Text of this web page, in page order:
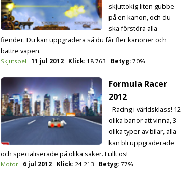
skjuttokig liten gubbe
på en kanon, och du
ska förstöra alla
fiender. Du kan uppgradera så du får fler kanoner och
bättre vapen.
Skjutspel 11 jul 2012 Klick: 18 763 Betyg: 70%
Formula Racer
2012
- Racing i världsklass! 12
olika banor att vinna, 3
olika typer av bilar, alla
kan bli uppgraderade
och specialiserade på olika saker. Fullt ös!
Motor 6 jul 2012 Klick: 24 213 Betyg: 77%